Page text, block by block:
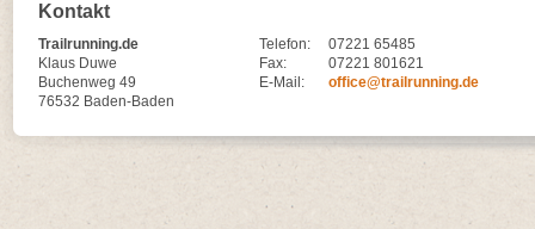
Kontakt
Trailrunning.de
Klaus Duwe
Buchenweg 49
76532 Baden-Baden
Telefon:
07221 65485
Fax:
07221 801621
E-Mail:
office@trailrunning.de